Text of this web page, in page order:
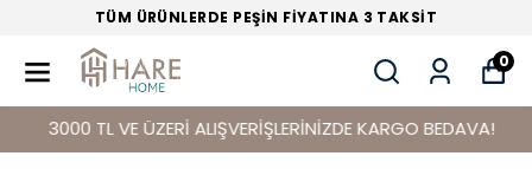
TÜM ÜRÜNLERDE PEŞİN FİYATINA 3 TAKSİT
0
3000 TL VE ÜZERİ ALIŞVERİŞLERİNİZDE KARGO BEDAVA!